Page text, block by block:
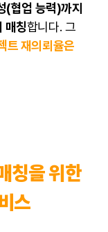
(협업 능력)까지
매칭합니다. 그
트 재의뢰율은
칭을 위한
스